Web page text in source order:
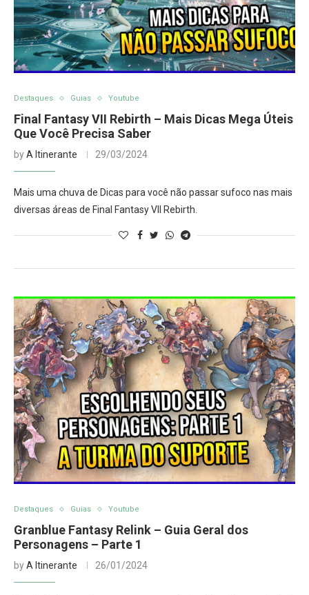
Destaques Guias Youtube
Final Fantasy VII Rebirth – Mais Dicas Mega Úteis
Que Você Precisa Saber
byA Itinerante 29/03/2024
Mais uma chuva de Dicas para você não passar sufoco nas mais
diversas áreas de Final Fantasy VII Rebirth.
Destaques Guias Youtube
Granblue Fantasy Relink – Guia Geral dos
Personagens – Parte 1
byA Itinerante 26/01/2024